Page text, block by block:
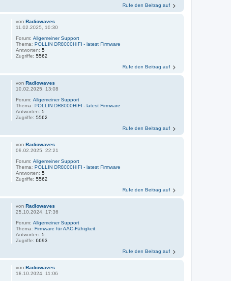
Rufe den Beitrag auf
vonRadiowaves
11.02.2025, 10:30
Forum:Allgemeiner Support
Thema:POLLIN DR8000HIFI - latest Firmware
Antworten:5
Zugriffe:5562
Rufe den Beitrag auf
vonRadiowaves
10.02.2025, 13:08
Forum:Allgemeiner Support
Thema:POLLIN DR8000HIFI - latest Firmware
Antworten:5
Zugriffe:5562
Rufe den Beitrag auf
vonRadiowaves
09.02.2025, 22:21
Forum:Allgemeiner Support
Thema:POLLIN DR8000HIFI - latest Firmware
Antworten:5
Zugriffe:5562
Rufe den Beitrag auf
vonRadiowaves
25.10.2024, 17:36
Forum:Allgemeiner Support
Thema:Firmware für AAC-Fähigkeit
Antworten:5
Zugriffe:6693
Rufe den Beitrag auf
vonRadiowaves
18.10.2024, 11:06